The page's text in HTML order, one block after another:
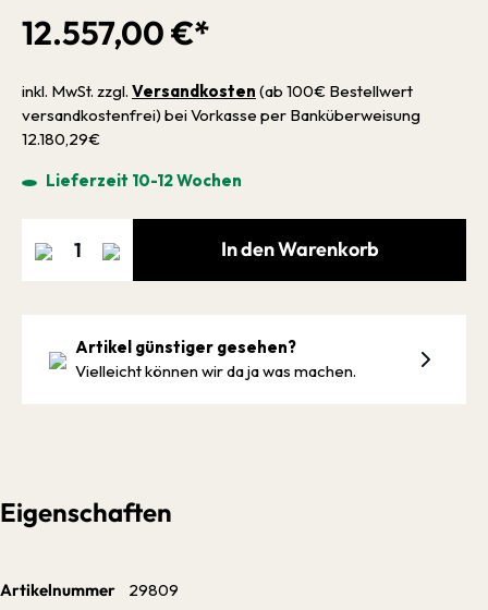
12.557,00 €*
inkl. MwSt. zzgl. Versandkosten (ab 100€ Bestellwert
versandkostenfrei) bei Vorkasse per Banküberweisung
12.180,29€
Lieferzeit 10-12 Wochen
In den Warenkorb
Artikel günstiger gesehen?
Vielleicht können wir da ja was machen.
Eigenschaften
Artikelnummer 29809